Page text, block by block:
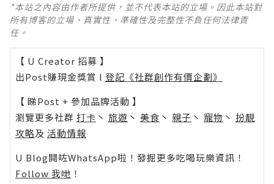
*本站之內容由作者所提供，並不代表本站的立場。因此本站對
所有博客的立場、真實性、準確性及完整性不負任何法律責
任。
【 U Creator 招募 】
出Post賺現金獎賞 l 登記《社群創作有價企劃》
【 睇Post + 參加品牌活動 】
瀏覽更多社群 打卡 丶 旅遊 丶 美食 丶 親子 丶 寵物 丶 扮靚
攻略及 活動情報
U Blog開咗WhatsApp啦！發掘更多吃喝玩樂資訊！
Follow 我哋 ！